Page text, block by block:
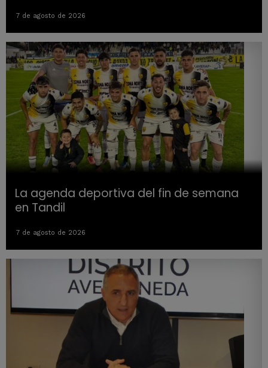
7 de agosto de 2026
La agenda deportiva del fin de semana
en Tandil
7 de agosto de 2026